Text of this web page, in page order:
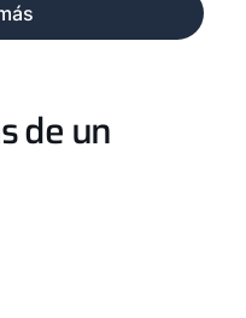
de un